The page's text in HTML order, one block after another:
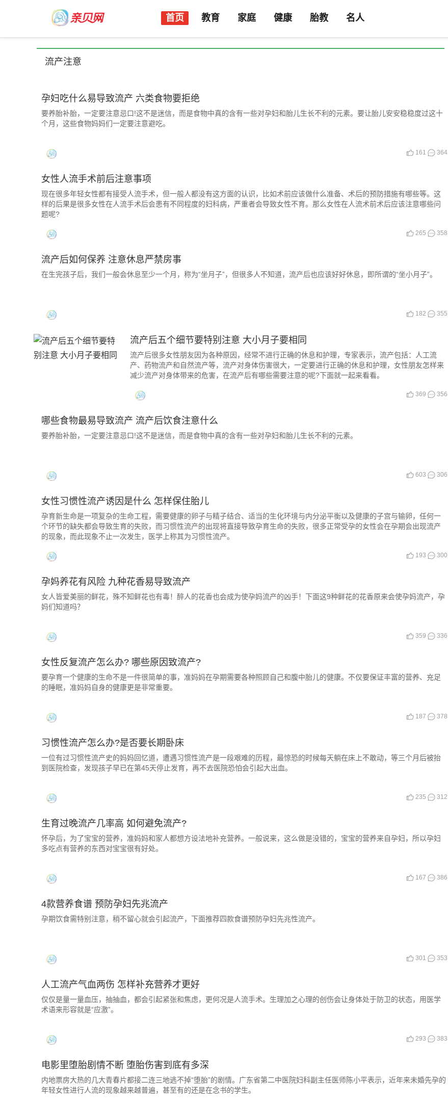
首页 教育 家庭 健康 胎教 名人
流产注意
孕妇吃什么易导致流产 六类食物要拒绝
要养胎补胎，一定要注意忌口!这不是迷信，而是食物中真的含有一些对孕妇和胎儿生长不利的元素。要让胎儿安安稳稳度过这十
个月，这些食物妈妈们一定要注意避吃。
161 364
女性人流手术前后注意事项
现在很多年轻女性都有接受人流手术，但一般人都没有这方面的认识，比如术前应该做什么准备、术后的预防措施有哪些等。这
样的后果是很多女性在人流手术后会患有不同程度的妇科病，严重者会导致女性不育。那么女性在人流术前术后应该注意哪些问
题呢?
265 358
流产后如何保养 注意休息严禁房事
在生完孩子后，我们一般会休息至少一个月，称为“坐月子”，但很多人不知道，流产后也应该好好休息，即所谓的“坐小月子”。
182 355
流产后五个细节要特别注意 大小月子要相同
流产后很多女性朋友因为各种原因，经常不进行正确的休息和护理，专家表示，流产包括：人工流
产、药物流产和自然流产等，流产对身体伤害很大，一定要进行正确的休息和护理，女性朋友怎样来
减少流产对身体带来的危害，在流产后有哪些需要注意的呢?下面就一起来看看。
369 356
哪些食物最易导致流产 流产后饮食注意什么
要养胎补胎，一定要注意忌口!这不是迷信，而是食物中真的含有一些对孕妇和胎儿生长不利的元素。
603 306
女性习惯性流产诱因是什么 怎样保住胎儿
孕育新生命是一项复杂的生命工程，需要健康的卵子与精子结合、适当的生化环境与内分泌平衡以及健康的子宫与输卵，任何一
个环节的缺失都会导致生育的失败，而习惯性流产的出现将直接导致孕育生命的失败，很多正常受孕的女性会在孕期会出现流产
的现象，而此现象不止一次发生，医学上称其为习惯性流产。
193 300
孕妈养花有风险 九种花香易导致流产
女人皆爱美丽的鲜花，殊不知鲜花也有毒！醉人的花香也会成为使孕妈流产的凶手！下面这9种鲜花的花香原来会使孕妈流产，孕
妈们知道吗？
359 336
女性反复流产怎么办? 哪些原因致流产?
要孕育一个健康的生命不是一件很简单的事，准妈妈在孕期需要各种照顾自己和腹中胎儿的健康。不仅要保证丰富的营养、充足
的睡眠，准妈妈自身的健康更是非常重要。
187 378
习惯性流产怎么办?是否要长期卧床
一位有过习惯性流产史的妈妈回忆道，遭遇习惯性流产是一段艰难的历程，最惊恐的时候每天躺在床上不敢动，等三个月后被抬
到医院检查，发现孩子早已在第45天停止发育，再不去医院恐怕会引起大出血。
235 312
生育过晚流产几率高 如何避免流产?
怀孕后，为了宝宝的营养，准妈妈和家人都想方设法地补充营养。一般说来，这么做是没错的，宝宝的营养来自孕妇，所以孕妇
多吃点有营养的东西对宝宝很有好处。
167 386
4款营养食谱 预防孕妇先兆流产
孕期饮食需特别注意，稍不留心就会引起流产，下面推荐四款食谱预防孕妇先兆性流产。
301 353
人工流产气血两伤 怎样补充营养才更好
仅仅是量一量血压，抽抽血，都会引起紧张和焦虑，更何况是人流手术。生理加之心理的创伤会让身体处于防卫的状态，用医学
术语来形容就是“应激”。
293 383
电影里堕胎剧情不断 堕胎伤害到底有多深
内地票房大热的几大青春片都接二连三地逃不掉“堕胎”的剧情。广东省第二中医院妇科副主任医师陈小平表示，近年来未婚先孕的
年轻女性进行人流的现象越来越普遍，甚至有的还是在念书的学生。